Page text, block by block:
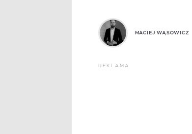
MACIEJ WĄSOWICZ
REKLAMA